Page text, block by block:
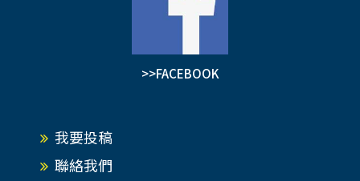
>>FACEBOOK
我要投稿
聯絡我們